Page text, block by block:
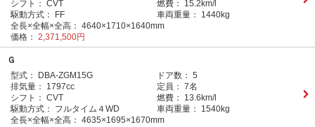
シフト： CVT 燃費：
15.2km/l
駆動方式：
FF 車両重量：
1440kg
全長×全幅×全高： 4640×1710×1640mm
価格： 2,371,500円
Ｇ
型式：
DBA-ZGM15G ドア数： 5
排気量：
1797cc 定員： 7名
シフト： CVT 燃費：
13.6km/l
駆動方式：
フルタイム４WD 車両重量：
1540kg
全長×全幅×全高： 4635×1695×1670mm